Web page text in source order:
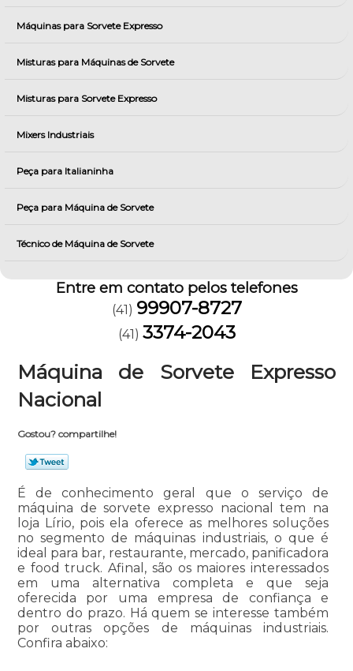
Máquinas para Sorvete Expresso
Misturas para Máquinas de Sorvete
Misturas para Sorvete Expresso
Mixers Industriais
Peça para Italianinha
Peça para Máquina de Sorvete
Técnico de Máquina de Sorvete
Entre em contato pelos telefones
(41) 99907-8727
(41) 3374-2043
Máquina de Sorvete Expresso
Nacional
Gostou? compartilhe!
É de conhecimento geral que o serviço de
máquina de sorvete expresso nacional tem na
loja Lírio, pois ela oferece as melhores soluções
no segmento de máquinas industriais, o que é
ideal para bar, restaurante, mercado, panificadora
e food truck. Afinal, são os maiores interessados
em uma alternativa completa e que seja
oferecida por uma empresa de confiança e
dentro do prazo. Há quem se interesse também
por outras opções de máquinas industriais.
Confira abaixo: